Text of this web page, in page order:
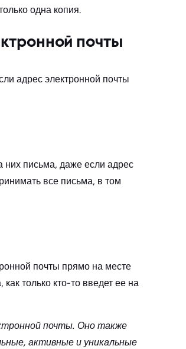
одна копия.
почты
адрес электронной почты
письма, даже если адрес
все письма, в том
почты прямо на месте
только кто-то введет ее на
почты. Оно также
активные и уникальные